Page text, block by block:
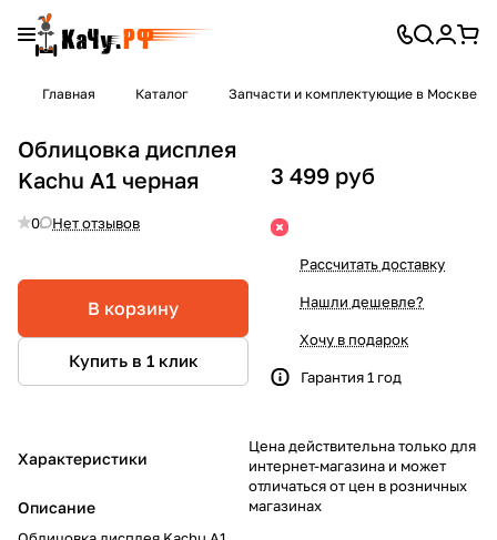
Главная Каталог Запчасти и комплектующие в Москве
Облицовка дисплея
Kachu A1 черная
0 Нет отзывов
В корзину
Купить в 1 клик
Характеристики
Описание
3 499 руб
Рассчитать доставку
Нашли дешевле?
Хочу в подарок
Гарантия 1 год
Цена действительна только для
интернет-магазина и может
отличаться от цен в розничных
магазинах